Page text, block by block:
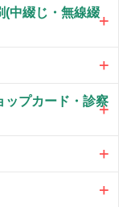
(中綴じ・無線綴
ップカード・診察